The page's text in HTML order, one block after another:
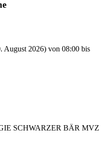
August 2026) von 08:00 bis
SCHWARZER BÄR MVZ